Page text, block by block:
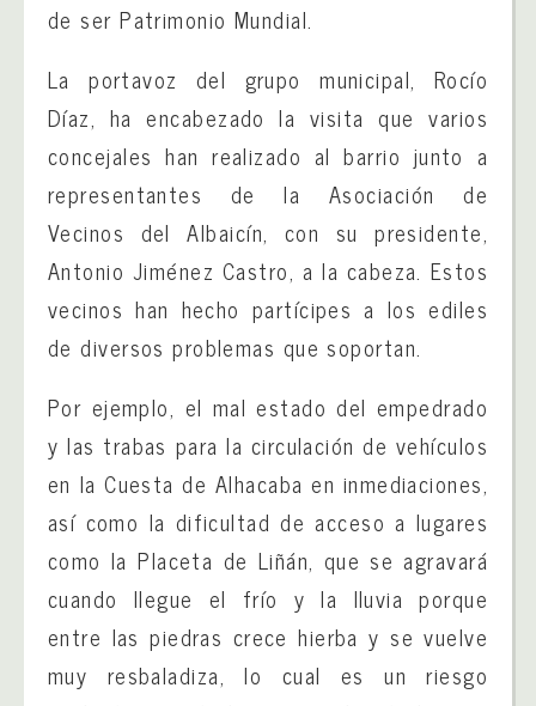
de ser Patrimonio Mundial.
La portavoz del grupo municipal, Rocío
Díaz, ha encabezado la visita que varios
concejales han realizado al barrio junto a
representantes de la Asociación de
Vecinos del Albaicín, con su presidente,
Antonio Jiménez Castro, a la cabeza. Estos
vecinos han hecho partícipes a los ediles
de diversos problemas que soportan.
Por ejemplo, el mal estado del empedrado
y las trabas para la circulación de vehículos
en la Cuesta de Alhacaba en inmediaciones,
así como la dificultad de acceso a lugares
como la Placeta de Liñán, que se agravará
cuando llegue el frío y la lluvia porque
entre las piedras crece hierba y se vuelve
muy resbaladiza, lo cual es un riesgo